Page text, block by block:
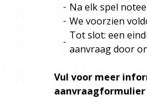
Na elk spel
We voorzien
Tot slot: een
aanvraag door
Vul voor meer
aanvraagformulier